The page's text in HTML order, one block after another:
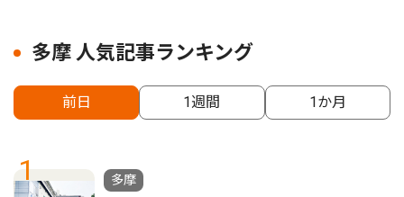
多摩 人気記事ランキング
前日 1週間 1か月
1
多摩